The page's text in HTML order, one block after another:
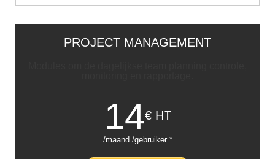
PROJECT MANAGEMENT
14€ HT
/maand /gebruiker *